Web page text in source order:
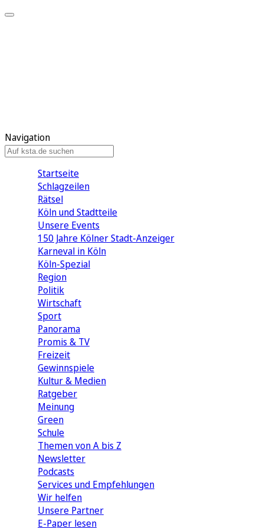
Navigation
Startseite
Schlagzeilen
Rätsel
Köln und Stadtteile
Unsere Events
150 Jahre Kölner Stadt-Anzeiger
Karneval in Köln
Köln-Spezial
Region
Politik
Wirtschaft
Sport
Panorama
Promis & TV
Freizeit
Gewinnspiele
Kultur & Medien
Ratgeber
Meinung
Green
Schule
Themen von A bis Z
Newsletter
Podcasts
Services und Empfehlungen
Wir helfen
Unsere Partner
E-Paper lesen